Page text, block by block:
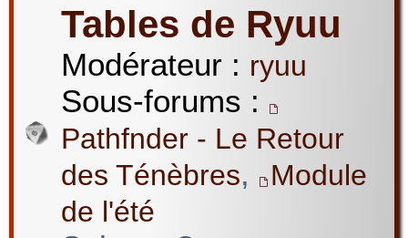
Tables de Ryuu
Modérateur : ryuu
Sous-forums :
Pathfnder - Le Retour
des Ténèbres,
Module
de l'été